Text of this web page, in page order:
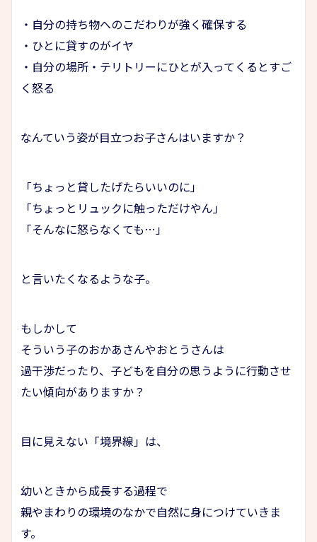
・自分の持ち物へのこだわりが強く確保する
・ひとに貸すのがイヤ
・自分の場所・テリトリーにひとが入ってくるとすご
く怒る
なんていう姿が目立つお子さんはいますか？
「ちょっと貸したげたらいいのに」
「ちょっとリュックに触っただけやん」
「そんなに怒らなくても…」
と言いたくなるような子。
もしかして
そういう子のおかあさんやおとうさんは
過干渉だったり、子どもを自分の思うように行動させ
たい傾向がありますか？
目に見えない「境界線」は、
幼いときから成長する過程で
親やまわりの環境のなかで自然に身につけていきま
す。